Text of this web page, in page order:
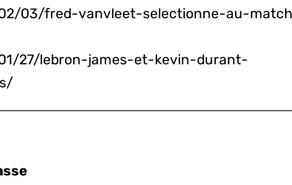
03/fred-vanvleet-selectionne-au-
27/lebron-james-et-kevin-durant-